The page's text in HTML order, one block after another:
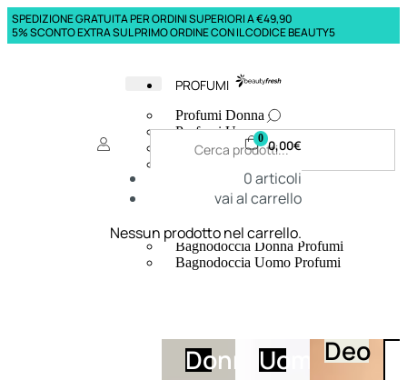
SPEDIZIONE GRATUITA PER ORDINI SUPERIORI A €49,90
5% SCONTO EXTRA SUL PRIMO ORDINE CON IL CODICE BEAUTY5
PROFUMI
Profumi Donna
Profumi Uomo
Deodoranti Donna
Corpo Donna
Corpo Uomo
Creme Mani
Bagnodoccia Donna Profumi
Bagnodoccia Uomo Profumi
DonnaUomoDeo
0 0,00€
0articoli
vai al carrello
Nessun prodotto nel carrello.